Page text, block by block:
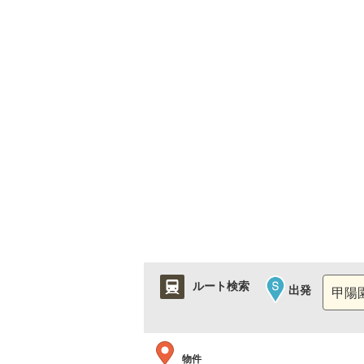
ルート検索 出発
物件